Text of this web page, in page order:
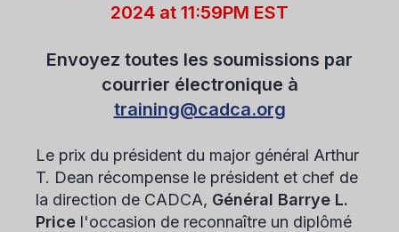
2024 at 11:59PM EST
Envoyez toutes les soumissions par
courrier électronique à
training@cadca.org
Le prix du président du major général Arthur
T. Dean récompense le président et chef de
la direction de CADCA, Général Barrye L.
Price l'occasion de reconnaître un diplômé